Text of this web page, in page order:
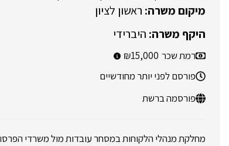
ראשון לציון
היברידי
רמת שכר 15,000
פורסם לפני יותר מחודשיים
פורסמה ברשת
מחלקת מנהלי הלקוחות במסחר עובדות מול משרדי